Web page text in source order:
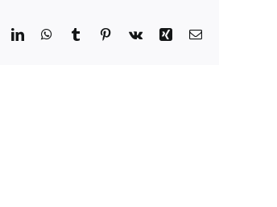
Reddit LinkedInWhatsApp
TumblrPinterest
Vk Xing